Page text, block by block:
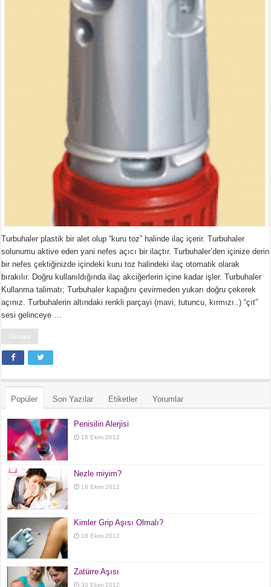
Turbuhaler plastik bir alet olup “kuru toz” halinde ilaç içerir. Turbuhaler
solunumu aktive eden yani nefes açıcı bir ilaçtır. Turbuhaler’den içinize derin
bir nefes çektiğinizde içindeki kuru toz halindeki ilaç otomatik olarak
bırakılır. Doğru kullanıldığında ilaç akciğerlerin içine kadar işler. Turbuhaler
Kullanma talimatı; Turbuhaler kapağını çevirmeden yukarı doğru çekerek
açınız. Turbuhalerin altındaki renkli parçayi (mavi, tutuncu, kırmızı..) “çıt”
sesi gelinceye …
Devamı
Popüler Son Yazılar Etiketler Yorumlar
Penisilin Alerjisi
16 Ekim 2012
Nezle miyim?
16 Ekim 2012
Kimler Grip Aşısı Olmalı?
18 Ekim 2012
Zatürre Aşısı
30 Ekim 2012